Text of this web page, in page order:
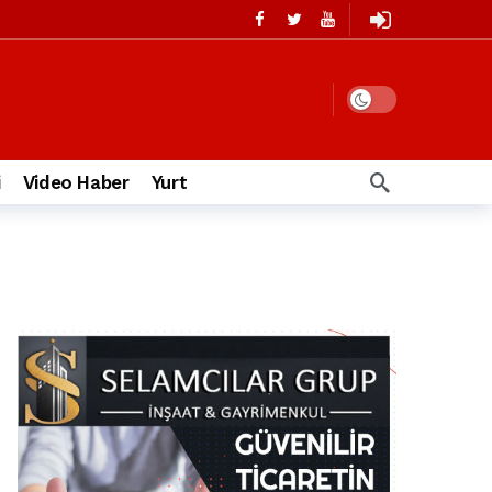
Video Haber Yurt